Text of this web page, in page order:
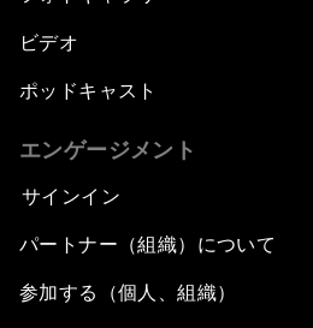
ビデオ
ポッドキャスト
エンゲージメント
サインイン
パートナー（組織）について
参加する（個人、組織）